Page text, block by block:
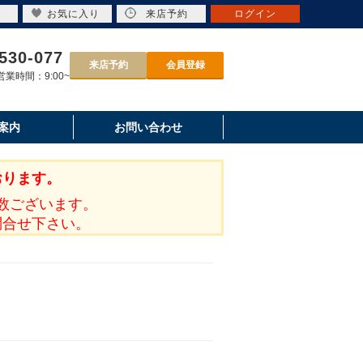
077
時間：9:00~
来店予約 会員登録
内 お問い合わせ
ます。
ざいます。
せ下さい。
お気に入り 来店予約 ログイン